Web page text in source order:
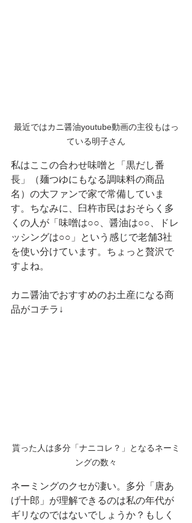
最近ではカニ醤油youtube動画の主役もはっ
ている明子さん
私はここの合わせ味噌と「黒だし番
長」（麺つゆにもなる調味料の商品
名）の大ファンで家で常備していま
す。ちなみに、臼杵市民はおそらく多
くの人が「味噌は○○、醤油は○○、ドレ
ッシングは○○」という感じで老舗3社
を使い分けています。ちょっと贅沢で
すよね。
カニ醤油でおすすめのお土産になる商
品がコチラ↓
貰った人は多分「ナニコレ？」となるネーミ
ングの数々
ネーミングのクセが凄い。多分「唐あ
げ十郎」が理解できるのは私の年代が
ギリなのではないでしょうか？もしく